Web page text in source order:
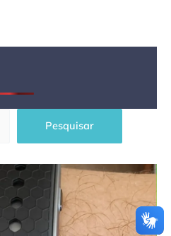
Pesquisar